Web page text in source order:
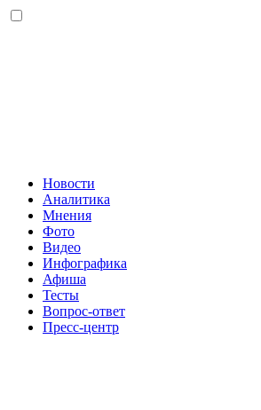
Новости
Аналитика
Мнения
Фото
Видео
Инфографика
Афиша
Тесты
Вопрос-ответ
Пресс-центр